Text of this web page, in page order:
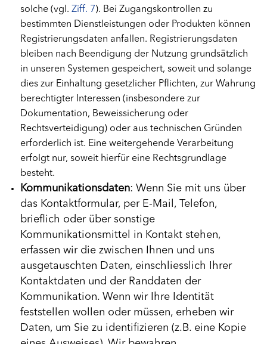
solche (vgl. Ziff. 7). Bei Zugangskontrollen zu
bestimmten Dienstleistungen oder Produkten können
Registrierungsdaten anfallen. Registrierungsdaten
bleiben nach Beendigung der Nutzung grundsätzlich
in unseren Systemen gespeichert, soweit und solange
dies zur Einhaltung gesetzlicher Pflichten, zur Wahrung
berechtigter Interessen (insbesondere zur
Dokumentation, Beweissicherung oder
Rechtsverteidigung) oder aus technischen Gründen
erforderlich ist. Eine weitergehende Verarbeitung
erfolgt nur, soweit hierfür eine Rechtsgrundlage
besteht.
Kommunikationsdaten: Wenn Sie mit uns über
das Kontaktformular, per E-Mail, Telefon,
brieflich oder über sonstige
Kommunikationsmittel in Kontakt stehen,
erfassen wir die zwischen Ihnen und uns
ausgetauschten Daten, einschliesslich Ihrer
Kontaktdaten und der Randdaten der
Kommunikation. Wenn wir Ihre Identität
feststellen wollen oder müssen, erheben wir
Daten, um Sie zu identifizieren (z.B. eine Kopie